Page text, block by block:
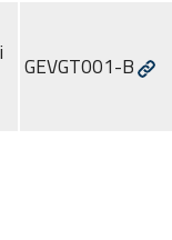
GEVGT001-B